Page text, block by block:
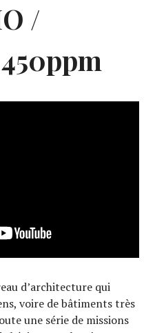
/
d’architecture qui
voire de bâtiments très
une série de missions